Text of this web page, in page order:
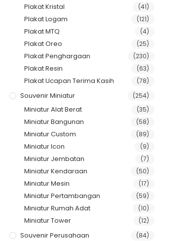
Plakat Kristal (41)
Plakat Logam (121)
Plakat MTQ (4)
Plakat Oreo (25)
Plakat Penghargaan (230)
Plakat Resin (63)
Plakat Ucapan Terima Kasih (78)
Souvenir Miniatur (254)
Miniatur Alat Berat (35)
Miniatur Bangunan (58)
Miniatur Custom (89)
Miniatur Icon (9)
Miniatur Jembatan (7)
Miniatur Kendaraan (50)
Miniatur Mesin (17)
Miniatur Pertambangan (59)
Miniatur Rumah Adat (10)
Miniatur Tower (12)
Souvenir Perusahaan (84)